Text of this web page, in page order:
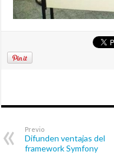
Previo
Difunden ventajas del
framework Symfony